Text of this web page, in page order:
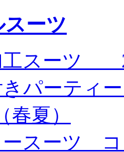
ーツ
工スーツ
パーティ
夏）
ースーツ